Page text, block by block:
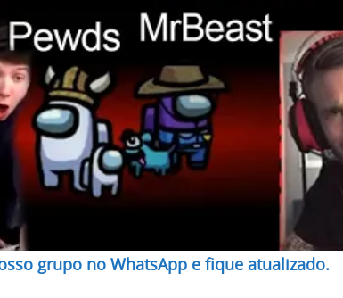
grupo no WhatsApp e fique atualizado.